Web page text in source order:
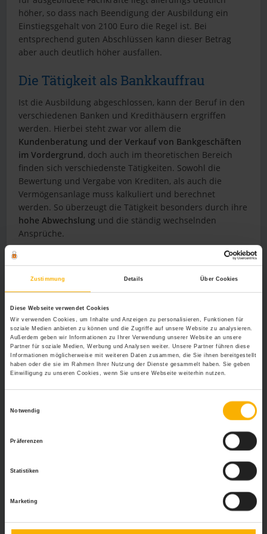
Zustimmung Details Über Cookies
Diese Webseite verwendet Cookies
Wir verwenden Cookies, um Inhalte und Anzeigen zu personalisieren, Funktionen für
soziale Medien anbieten zu können und die Zugriffe auf unsere Website zu analysieren.
Außerdem geben wir Informationen zu Ihrer Verwendung unserer Website an unsere
Partner für soziale Medien, Werbung und Analysen weiter. Unsere Partner führen diese
Informationen möglicherweise mit weiteren Daten zusammen, die Sie ihnen bereitgestellt
haben oder die sie im Rahmen Ihrer Nutzung der Dienste gesammelt haben. Sie geben
Einwilligung zu unseren Cookies, wenn Sie unsere Webseite weiterhin nutzen.
Notwendig
Präferenzen
Statistiken
Marketing
höher, so dass nach Beendigung der Ausbildung ein
Einstiegsgehalt von 2100 Euro die Regel ist. Bei
entsprechend guten Abschlüssen kann dieser Betrag
aber auch deutlich höher ausfallen.
Die Tätigkeit als Bankkauffrau
Ist die Ausbildung abgeschlossen, kann der Beruf in den
verschiedenen Banken und Kredithäusern ergriffen
werden. Hierbei steht zwar vor allem die
Kundenberatung und der Verkauf von Bankgeschäften
im Vordergrund, doch auch im theoretischen Bereich
finden sich verschiedenste Tätigkeiten. Sowohl die
Bewertung und Vergabe von Krediten, als auch die
Vermögensanlage muss kalkuliert und berechnet
werden. So überzeugt die Tätigkeit besonders durch ihre
hohe Abwechslung und die ständig wechselnden
Ansprüche.
Weiterbildungsmöglichkeiten als
Bankkauffrau
Stipendien und Studienmöglichkeiten an , um neben
dem Beruf die eigene Weiterbildung betreiben zu
können. Wer entsprechend engagiert auftritt und durch
Leistung überzeugt, wirdvon den Arbeitgebern oftmals
bei einer solchen Weiterbildung gefördert. So kann der
weiterführendes Studium zum Betriebswirt in der Regel
Die
Zukunftschancen in diesem Berufsbild sind jedoch
enorm hoch
, so dass mit einem guten Abschluss die
Das Portal personal-wissen.net stellt lediglich eine
allgemeine Informationsplattform dar. Konkrete Anfragen von
Lesern können nicht beantwortet werden, da es sich dabei um
Rechtsberatung handeln würde. Falls Sie eine individuelle